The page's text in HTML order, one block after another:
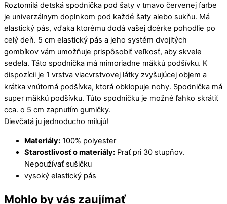
pod
šaty
tmavo
červená
Roztomilá detská spodnička pod šaty v tmavo červenej farbe
je univerzálnym doplnkom pod každé šaty alebo sukňu. Má
elastický pás, vďaka ktorému dodá vašej dcérke pohodlie po
celý deň. 5 cm elastický pás a jeho systém dvojitých
gombíkov vám umožňuje prispôsobiť veľkosť, aby skvele
sedela. Táto spodnička má mimoriadne mäkkú podšívku. K
dispozícii je 1 vrstva viacvrstvovej látky zvyšujúcej objem a
krátka vnútorná podšívka, ktorá obklopuje nohy. Spodnička má
super mäkkú podšívku. Túto spodničku je možné ľahko skrátiť
cca. o 5 cm zapnutím gumičky.
Dievčatá ju jednoducho milujú!
Materiály: 100% polyester
Starostlivosť o materiály: Prať pri 30 stupňov.
Nepoužívať sušičku
vysoký elastický pás
Mohlo by vás zaujímať